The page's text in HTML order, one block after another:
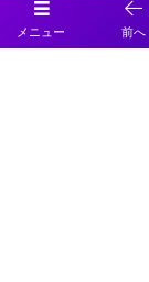
メニュー 前へ